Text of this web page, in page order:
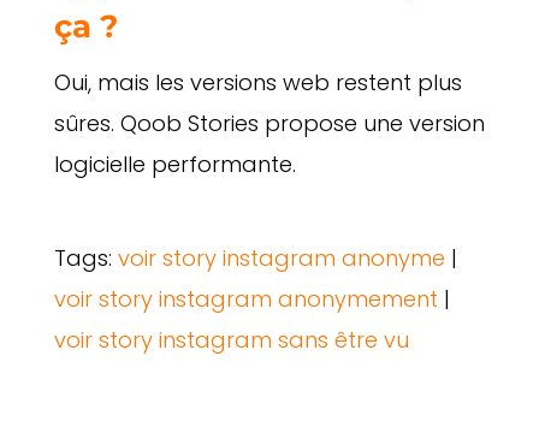
ça ?
Oui, mais les versions web restent plus
sûres. Qoob Stories propose une version
logicielle performante.
Tags: voir story instagram anonyme |
voir story instagram anonymement |
voir story instagram sans être vu